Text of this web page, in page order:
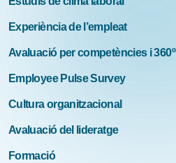
Experiència de l’empleat
Avaluació per competències i 360º
Employee Pulse Survey
Cultura organitzacional
Avaluació del lideratge
Formació